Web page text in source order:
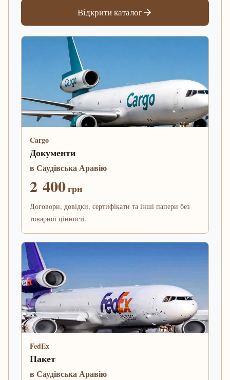
Відкрити каталог
Cargo
Документи
в Саудівська Аравію
2 400грн
Договори, довідки, сертифікати та інші папери без
товарної цінності.
FedEx
Пакет
в Саудівська Аравію